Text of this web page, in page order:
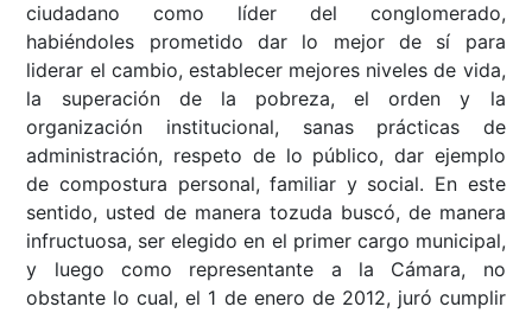
ciudadano como líder del conglomerado,
habiéndoles prometido dar lo mejor de sí para
liderar el cambio, establecer mejores niveles de vida,
la superación de la pobreza, el orden y la
organización institucional, sanas prácticas de
administración, respeto de lo público, dar ejemplo
de compostura personal, familiar y social. En este
sentido, usted de manera tozuda buscó, de manera
infructuosa, ser elegido en el primer cargo municipal,
y luego como representante a la Cámara, no
obstante lo cual, el 1 de enero de 2012, juró cumplir